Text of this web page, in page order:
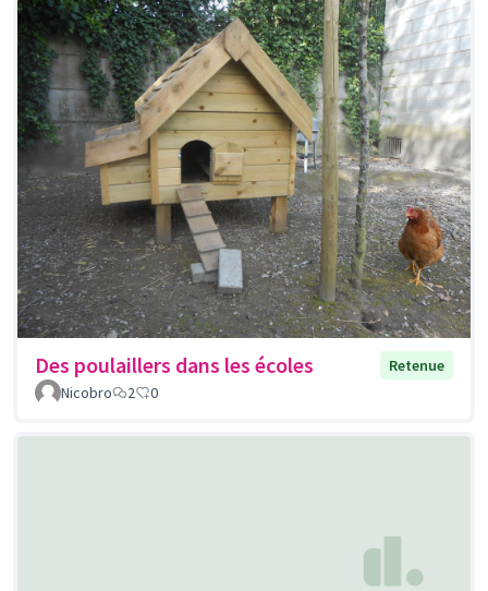
Des poulaillers dans les écoles
Retenue
Nicobro
2 0